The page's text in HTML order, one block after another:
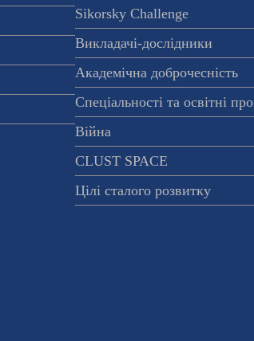
Sikorsky Challenge
Викладачі-дослідники
Академічна доброчесність
Спеціальності та освітні
Війна
CLUST SPACE
Цілі сталого розвитку